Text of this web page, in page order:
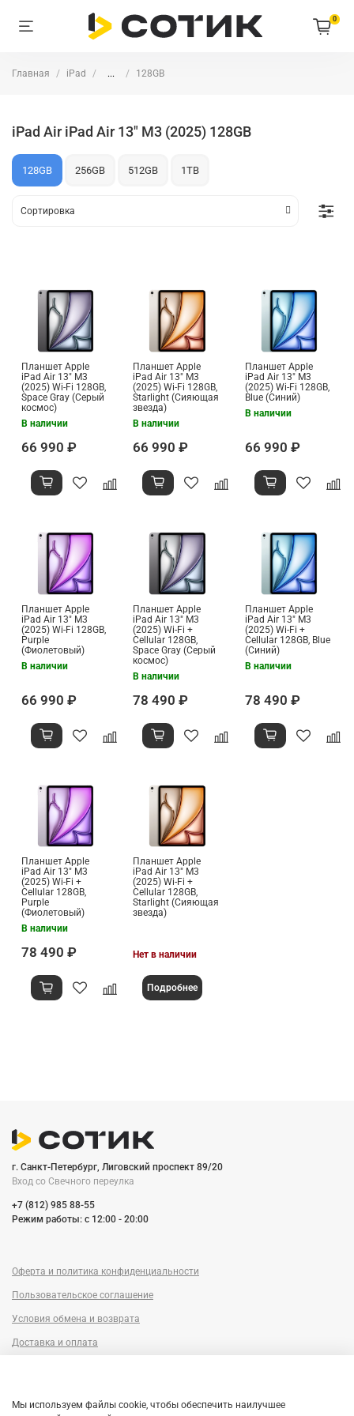
0
Главная iPad ... 128GB
iPad Air iPad Air 13" M3 (2025) 128GB
128GB 256GB 512GB 1TB
Планшет Apple
iPad Air 13" M3
(2025) Wi-Fi 128GB,
Space Gray (Серый
космос)
В наличии
66 990 ₽
Планшет Apple
iPad Air 13" M3
(2025) Wi-Fi 128GB,
Starlight (Сияющая
звезда)
В наличии
66 990 ₽
Планшет Apple
iPad Air 13" M3
(2025) Wi-Fi 128GB,
Blue (Синий)
В наличии
66 990 ₽
Планшет Apple
iPad Air 13" M3
(2025) Wi-Fi 128GB,
Purple
(Фиолетовый)
В наличии
66 990 ₽
Планшет Apple
iPad Air 13" M3
(2025) Wi-Fi +
Cellular 128GB,
Space Gray (Серый
космос)
В наличии
78 490 ₽
Планшет Apple
iPad Air 13" M3
(2025) Wi-Fi +
Cellular 128GB, Blue
(Синий)
В наличии
78 490 ₽
Планшет Apple
iPad Air 13" M3
(2025) Wi-Fi +
Cellular 128GB,
Purple
(Фиолетовый)
В наличии
78 490 ₽
Планшет Apple
iPad Air 13" M3
(2025) Wi-Fi +
Cellular 128GB,
Starlight (Сияющая
звезда)
Нет в наличии
Подробнее
г. Санкт-Петербург, Лиговский проспект 89/20
Вход со Cвечного переулка
+7 (812) 985 88-55
Режим работы: c 12:00 - 20:00
Оферта и политика конфиденциальности
Пользовательское соглашение
Условия обмена и возврата
Доставка и оплата
Мы используем файлы cookie, чтобы обеспечить наилучшее